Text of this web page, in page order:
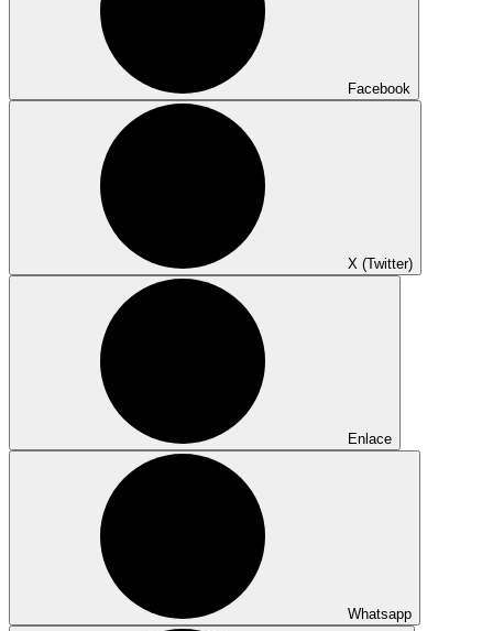
Facebook
X (Twitter)
Enlace
Whatsapp